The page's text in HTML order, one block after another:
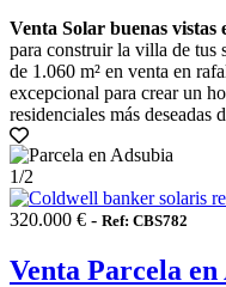
Venta Solar buenas vistas
para construir la villa de tus
de 1.060 m² en venta en
excepcional para crear un
residenciales más deseadas
1/2
320.000 € - Ref: CBS782
Venta Parcela en